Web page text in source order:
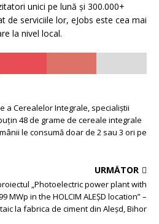
unici pe lună și 300.000+
de serviciile lor, eJobs este cea mai
la nivel local.
a Cerealelor Integrale, specialiștii
48 de grame de cereale integrale
le consumă doar de 2 sau 3 ori pe
URMĂTOR
„Photoelectric power plant with
MWp in the HOLCIM ALEȘD location” –
la fabrica de ciment din Aleșd, Bihor